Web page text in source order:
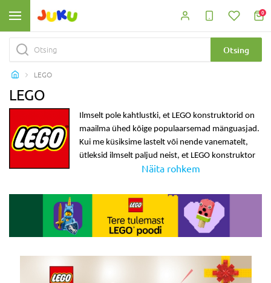
0
Otsing
LEGO
LEGO
Ilmselt pole kahtlustki, et LEGO konstruktorid on
maailma ühed kõige populaarsemad mänguasjad.
Kui me küsiksime lastelt või nende vanematelt,
ütleksid ilmselt paljud neist, et LEGO konstruktor
on väga oodatud kingitus.LEGO kampaania
aktuaalsed küsimused lapsevanematele, sest
nendest ei saa kunagi küllalt. Me teame, et
soodustuson paljudele vanematele ja lastele hea
uudis, kuna see võimaldab teilLEGO odavamalt
kampaanialehte, mille leiate meie e-poest. Siin
Näita rohkem